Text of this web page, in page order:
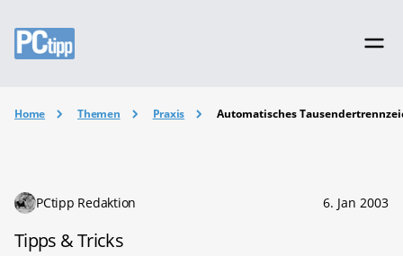
Home Themen Praxis Automatisches
PCtipp Redaktion 6. Jan 2003
Tipps & Tricks